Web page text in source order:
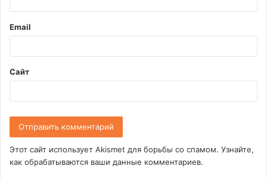
й
*
Email
Сайт
Этот сайт использует Akismet для борьбы со спамом. Узнайте,
как обрабатываются ваши данные комментариев.